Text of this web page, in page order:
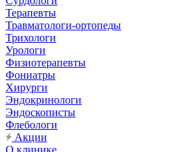
Терапевты
Травматологи-ортопеды
Трихологи
Урологи
Физиотерапевты
Фониатры
Хирурги
Эндокринологи
Эндоскописты
Флебологи
Акции
О клинике